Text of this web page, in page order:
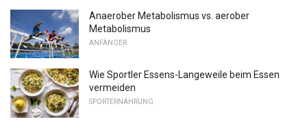
Anaerober Metabolismus vs. aerober
Metabolismus
ANFÄNGER
Wie Sportler Essens-Langeweile beim Essen
vermeiden
SPORTERNÄHRUNG